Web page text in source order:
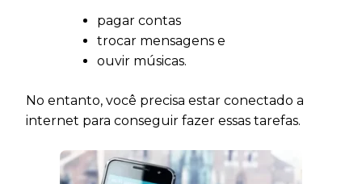
pagar contas
trocar mensagens e
ouvir músicas.
No entanto, você precisa estar conectado a
internet para conseguir fazer essas tarefas.